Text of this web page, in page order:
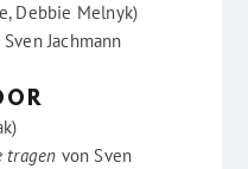
Debbie Melnyk)
Sven Jachmann
tragen von Sven